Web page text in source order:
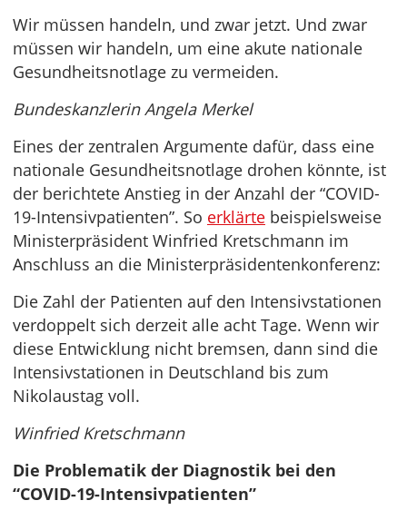
Wir müssen handeln, und zwar jetzt. Und zwar
müssen wir handeln, um eine akute nationale
Gesundheitsnotlage zu vermeiden.
Bundeskanzlerin Angela Merkel
Eines der zentralen Argumente dafür, dass eine
nationale Gesundheitsnotlage drohen könnte, ist
der berichtete Anstieg in der Anzahl der “COVID-
19-Intensivpatienten”. So erklärte beispielsweise
Ministerpräsident Winfried Kretschmann im
Anschluss an die Ministerpräsidentenkonferenz:
Die Zahl der Patienten auf den Intensivstationen
verdoppelt sich derzeit alle acht Tage. Wenn wir
diese Entwicklung nicht bremsen, dann sind die
Intensivstationen in Deutschland bis zum
Nikolaustag voll.
Winfried Kretschmann
Die Problematik der Diagnostik bei den
“COVID-19-Intensivpatienten”